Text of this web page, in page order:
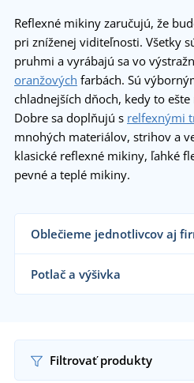
Reflexné mikiny zaručujú, že
pri zníženej viditeľnosti. Všetky
pruhmi a vyrábajú sa vo
oranžových farbách. Sú
chladnejších dňoch, kedy to
Dobre sa doplňujú s relfexnými
mnohých materiálov, strihov a
klasické reflexné mikiny, ľahké
pevné a teplé mikiny.
Oblečieme jednotlivcov aj
Dodávame reflexné
výrobným a
halám aj koncovým
Chcem vedieť viac
Potlač a výšivka
Filtrovať produkty